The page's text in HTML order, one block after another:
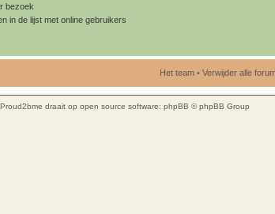
bezoek
in de lijst met online gebruikers
Het team• Verwijder alle
draait op open source software: phpBB © phpBB Group